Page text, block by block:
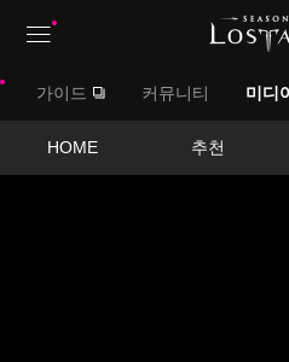
상
대
가이드 커뮤니티 미디
HOME 추천